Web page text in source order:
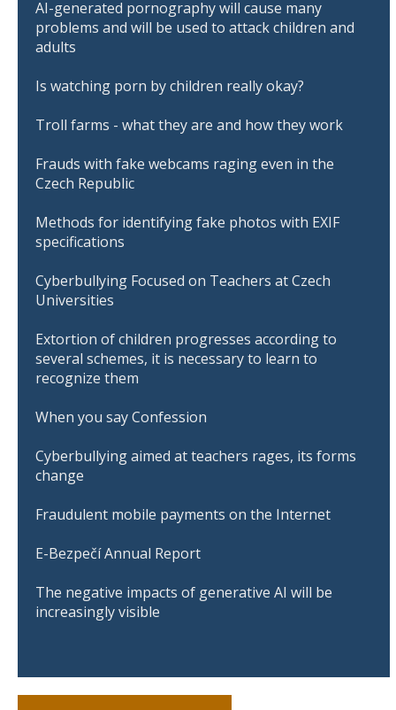
AI-generated pornography will cause many
problems and will be used to attack children and
adults
Is watching porn by children really okay?
Troll farms - what they are and how they work
Frauds with fake webcams raging even in the
Czech Republic
Methods for identifying fake photos with EXIF
specifications
Cyberbullying Focused on Teachers at Czech
Universities
Extortion of children progresses according to
several schemes, it is necessary to learn to
recognize them
When you say Confession
Cyberbullying aimed at teachers rages, its forms
change
Fraudulent mobile payments on the Internet
E-Bezpečí Annual Report
The negative impacts of generative AI will be
increasingly visible